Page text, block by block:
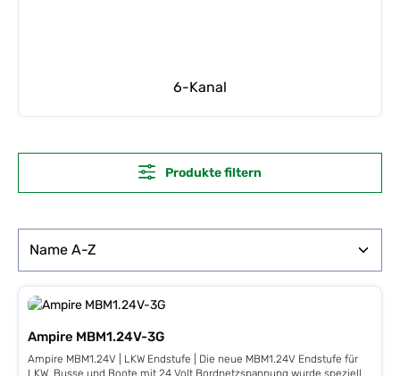
6-Kanal
Produkte filtern
Ampire MBM1.24V-3G
Ampire MBM1.24V | LKW Endstufe | Die neue MBM1.24V Endstufe für